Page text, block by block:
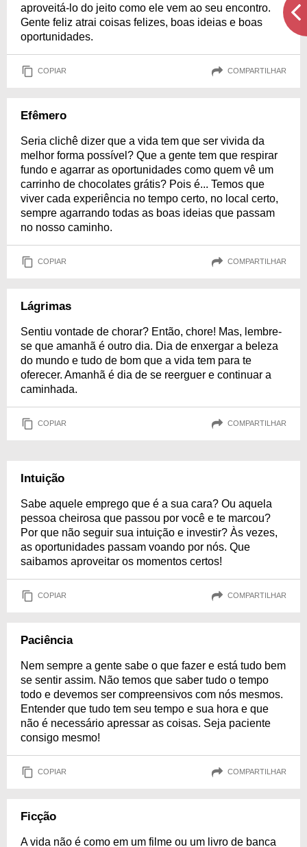
aproveitá-lo do jeito como ele vem ao seu encontro.
Gente feliz atrai coisas felizes, boas ideias e boas
oportunidades.
COPIAR COMPARTILHAR
Efêmero
Seria clichê dizer que a vida tem que ser vivida da
melhor forma possível? Que a gente tem que respirar
fundo e agarrar as oportunidades como quem vê um
carrinho de chocolates grátis? Pois é... Temos que
viver cada experiência no tempo certo, no local certo,
sempre agarrando todas as boas ideias que passam
no nosso caminho.
COPIAR COMPARTILHAR
Lágrimas
Sentiu vontade de chorar? Então, chore! Mas, lembre-
se que amanhã é outro dia. Dia de enxergar a beleza
do mundo e tudo de bom que a vida tem para te
oferecer. Amanhã é dia de se reerguer e continuar a
caminhada.
COPIAR COMPARTILHAR
Intuição
Sabe aquele emprego que é a sua cara? Ou aquela
pessoa cheirosa que passou por você e te marcou?
Por que não seguir sua intuição e investir? Às vezes,
as oportunidades passam voando por nós. Que
saibamos aproveitar os momentos certos!
COPIAR COMPARTILHAR
Paciência
Nem sempre a gente sabe o que fazer e está tudo bem
se sentir assim. Não temos que saber tudo o tempo
todo e devemos ser compreensivos com nós mesmos.
Entender que tudo tem seu tempo e sua hora e que
não é necessário apressar as coisas. Seja paciente
consigo mesmo!
COPIAR COMPARTILHAR
Ficção
A vida não é como em um filme ou um livro de banca